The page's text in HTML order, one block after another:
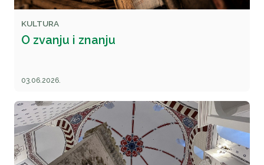
KULTURA
O zvanju i znanju
03.06.2026.